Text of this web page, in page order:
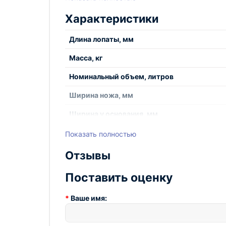
помощником как для профессионалов, так и
Характеристики
Длина лопаты, мм
Масса, кг
Номинальный объем, литров
Ширина ножа, мм
Ширина у основания, мм
Модель
Показать полностью
Отзывы
Поставить оценку
Ваше имя: